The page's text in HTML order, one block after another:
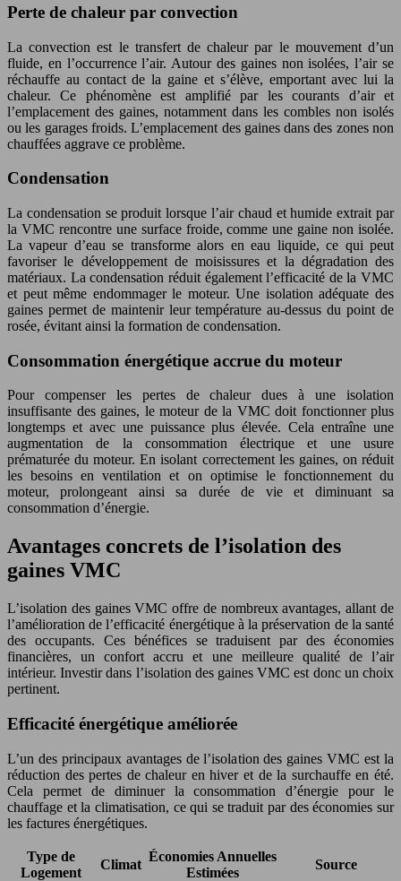
Perte de chaleur par convection
La convection est le transfert de chaleur par le mouvement d’un
fluide, en l’occurrence l’air. Autour des gaines non isolées, l’air se
réchauffe au contact de la gaine et s’élève, emportant avec lui la
chaleur. Ce phénomène est amplifié par les courants d’air et
l’emplacement des gaines, notamment dans les combles non isolés
ou les garages froids. L’emplacement des gaines dans des zones non
chauffées aggrave ce problème.
Condensation
La condensation se produit lorsque l’air chaud et humide extrait par
la VMC rencontre une surface froide, comme une gaine non isolée.
La vapeur d’eau se transforme alors en eau liquide, ce qui peut
favoriser le développement de moisissures et la dégradation des
matériaux. La condensation réduit également l’efficacité de la VMC
et peut même endommager le moteur. Une isolation adéquate des
gaines permet de maintenir leur température au-dessus du point de
rosée, évitant ainsi la formation de condensation.
Consommation énergétique accrue du moteur
Pour compenser les pertes de chaleur dues à une isolation
insuffisante des gaines, le moteur de la VMC doit fonctionner plus
longtemps et avec une puissance plus élevée. Cela entraîne une
augmentation de la consommation électrique et une usure
prématurée du moteur. En isolant correctement les gaines, on réduit
les besoins en ventilation et on optimise le fonctionnement du
moteur, prolongeant ainsi sa durée de vie et diminuant sa
consommation d’énergie.
Avantages concrets de l’isolation des
gaines VMC
L’isolation des gaines VMC offre de nombreux avantages, allant de
l’amélioration de l’efficacité énergétique à la préservation de la santé
des occupants. Ces bénéfices se traduisent par des économies
financières, un confort accru et une meilleure qualité de l’air
intérieur. Investir dans l’isolation des gaines VMC est donc un choix
pertinent.
Efficacité énergétique améliorée
L’un des principaux avantages de l’isolation des gaines VMC est la
réduction des pertes de chaleur en hiver et de la surchauffe en été.
Cela permet de diminuer la consommation d’énergie pour le
chauffage et la climatisation, ce qui se traduit par des économies sur
les factures énergétiques.
Type de
Logement
Climat
Économies Annuelles
Estimées
Source